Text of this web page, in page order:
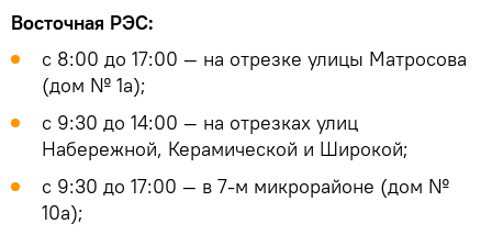
Восточная РЭС:
с 8:00 до 17:00 — на отрезке улицы Матросова
(дом № 1а);
с 9:30 до 14:00 — на отрезках улиц
Набережной, Керамической и Широкой;
с 9:30 до 17:00 — в 7-м микрорайоне (дом №
10а);